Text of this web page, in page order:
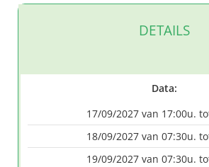
DETAILS
Data:
17/09/2027 van 17:00u.
18/09/2027 van 07:30u.
19/09/2027 van 07:30u.